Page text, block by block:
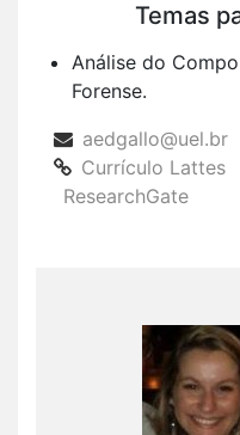
Temas
Análise do
Forense.
aedgallo@uel.br
Currículo Lattes
ResearchGate